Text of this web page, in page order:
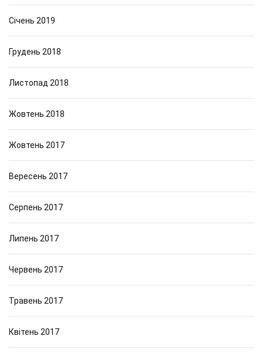
Січень 2019
Грудень 2018
Листопад 2018
Жовтень 2018
Жовтень 2017
Вересень 2017
Серпень 2017
Липень 2017
Червень 2017
Травень 2017
Квітень 2017